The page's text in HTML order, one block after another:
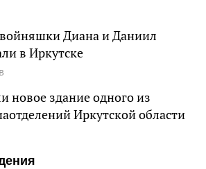
Диана и Даниил
в Иркутске
новое здание одного из
Иркутской области